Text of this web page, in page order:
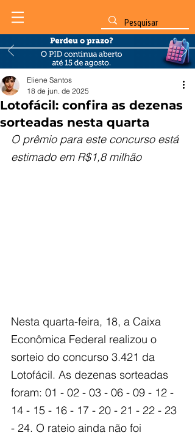
Lotofácil: confira as dezenas
sorteadas nesta quarta
Eliene Santos
18 de jun. de 2025
O prêmio para este concurso está
estimado em R$1,8 milhão
Nesta quarta-feira, 18, a Caixa
Econômica Federal realizou o
sorteio do concurso 3.421 da
Lotofácil. As dezenas sorteadas
foram: 01 - 02 - 03 - 06 - 09 - 12 -
14 - 15 - 16 - 17 - 20 - 21 - 22 - 23
- 24. O rateio ainda não foi